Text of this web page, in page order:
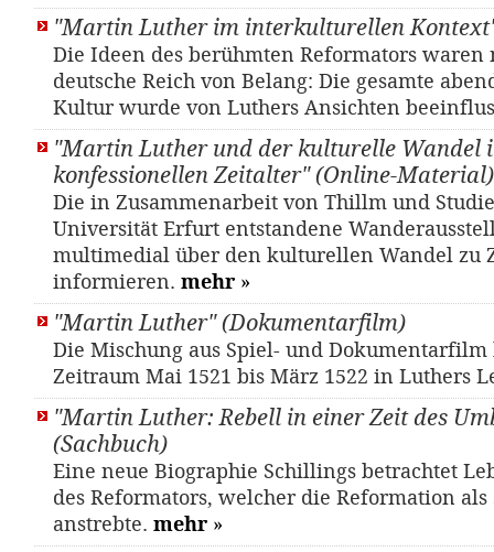
"Martin Luther im interkulturellen
Die Ideen des berühmten Reformators
deutsche Reich von Belang: Die gesamte
Kultur wurde von Luthers Ansichten
"Martin Luther und der kulturelle Wandel
konfessionellen Zeitalter" (Online-Material)
Die in Zusammenarbeit von Thillm und
Universität Erfurt entstandene
multimedial über den kulturellen Wandel zu
informieren. mehr »
"Martin Luther" (Dokumentarfilm)
Die Mischung aus Spiel- und
Zeitraum Mai 1521 bis März 1522 in Luthers
"Martin Luther: Rebell in einer Zeit des
(Sachbuch)
Eine neue Biographie Schillings betrachtet
des Reformators, welcher die Reformation
anstrebte. mehr »